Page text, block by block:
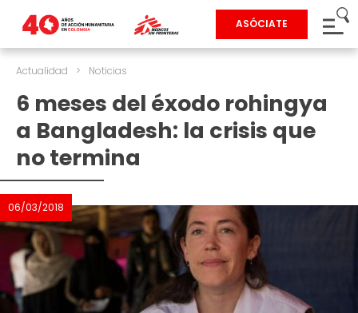
ASÓCIATE
Actualidad > Noticias
6 meses del éxodo rohingya
a Bangladesh: la crisis que
no termina
06/03/2018